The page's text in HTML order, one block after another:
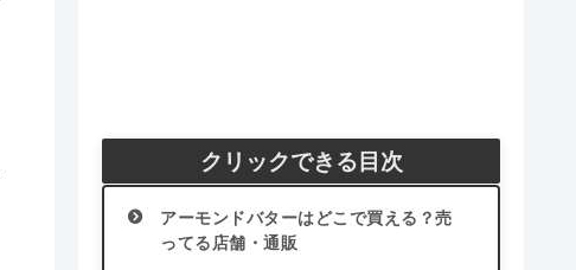
クリックできる目次
アーモンドバターはどこで買える？売
ってる店舗・通販